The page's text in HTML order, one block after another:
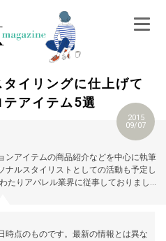
イリングに仕上げて
アイテム5選
2015
09/07
ンアイテムの商品紹介などを中心に執筆
ナルスタイリストとしての活動も予定し
たりアパレル業界に従事しておりました
点のものです。最新の情報とは異な